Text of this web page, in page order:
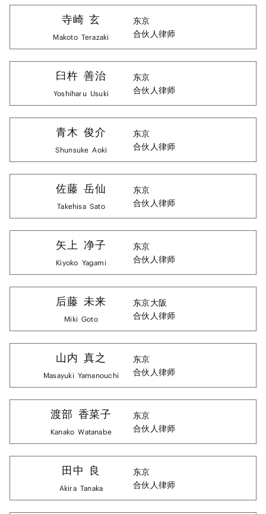
寺崎 玄
Makoto Terazaki
东京
合伙人律师
臼杵 善治
Yoshiharu Usuki
东京
合伙人律师
青木 俊介
Shunsuke Aoki
东京
合伙人律师
佐藤 岳仙
Takehisa Sato
东京
合伙人律师
矢上 净子
Kiyoko Yagami
东京
合伙人律师
后藤 未来
Miki Goto
东京大阪
合伙人律师
山内 真之
Masayuki Yamanouchi
东京
合伙人律师
渡部 香菜子
Kanako Watanabe
东京
合伙人律师
田中 良
Akira Tanaka
东京
合伙人律师